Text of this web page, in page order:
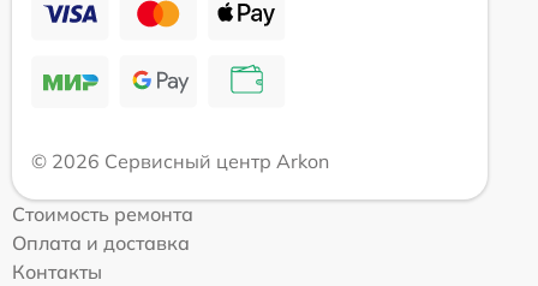
© 2026 Сервисный центр Arkon
Стоимость ремонта
Оплата и доставка
Контакты